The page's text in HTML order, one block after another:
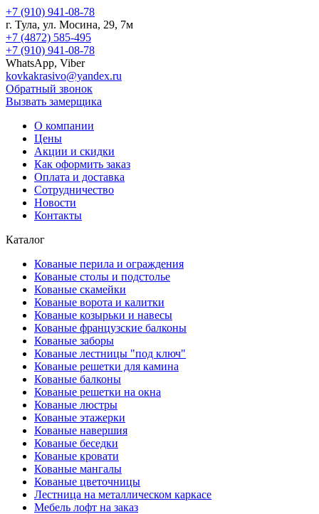
+7 (910) 941-08-78
г. Тула, ул. Мосина, 29, 7м
+7 (4872) 585-495
+7 (910) 941-08-78
WhatsApp, Viber
kovkakrasivo@yandex.ru
Обратный звонок
Вызвать замерщика
О компании
Цены
Акции и скидки
Как оформить заказ
Оплата и доставка
Сотрудничество
Новости
Контакты
Каталог
Кованые перила и ограждения
Кованые столы и подстолье
Кованые скамейки
Кованые ворота и калитки
Кованые козырьки и навесы
Кованые французские балконы
Кованые заборы
Кованые лестницы "под ключ"
Кованые решетки для камина
Кованые балконы
Кованые решетки на окна
Кованые люстры
Кованые этажерки
Кованые навершия
Кованые беседки
Кованые кровати
Кованые мангалы
Кованые цветочницы
Лестница на металлическом каркасе
Мебель лофт на заказ